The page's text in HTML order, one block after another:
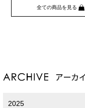
全ての商品を見る
2025